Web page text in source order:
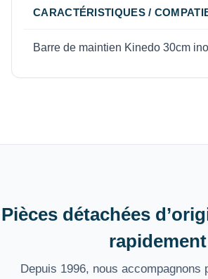
CARACTÉRISTIQUES /
Barre de maintien Kinedo 30cm
Pièces détachées
rapidement
Depuis 1996, nous accompagnons